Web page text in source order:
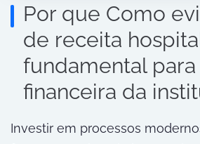
Por que Como
de receita
fundamental para
financeira da
Investir em processos